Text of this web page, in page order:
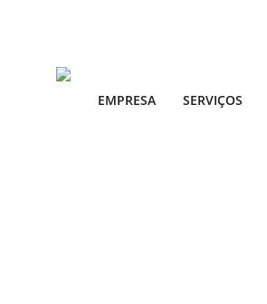
EMPRESA SERVIÇOS